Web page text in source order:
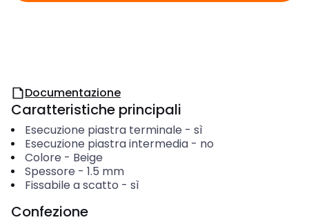
Documentazione
Caratteristiche principali
Esecuzione piastra terminale - sì
Esecuzione piastra intermedia- no
Colore - Beige
Spessore - 1.5 mm
Fissabile a scatto - sì
Confezione